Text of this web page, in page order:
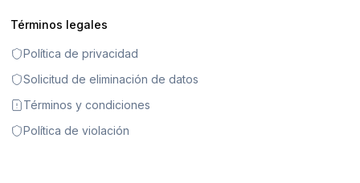
Términos legales
Política de privacidad
Solicitud de eliminación de datos
Términos y condiciones
Política de violación